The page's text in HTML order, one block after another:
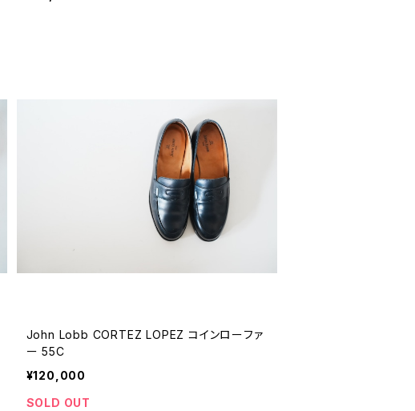
John Lobb CORTEZ LOPEZ コインローファ
ー 55C
¥120,000
SOLD OUT